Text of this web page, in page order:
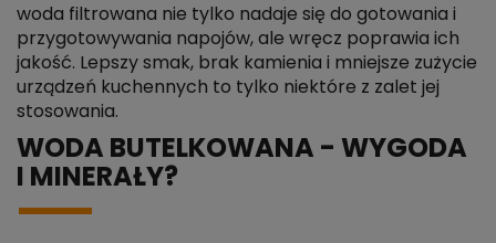
woda filtrowana nie tylko nadaje się do gotowania i
przygotowywania napojów, ale wręcz poprawia ich
jakość. Lepszy smak, brak kamienia i mniejsze zużycie
urządzeń kuchennych to tylko niektóre z zalet jej
stosowania.
WODA BUTELKOWANA - WYGODA
I MINERAŁY?